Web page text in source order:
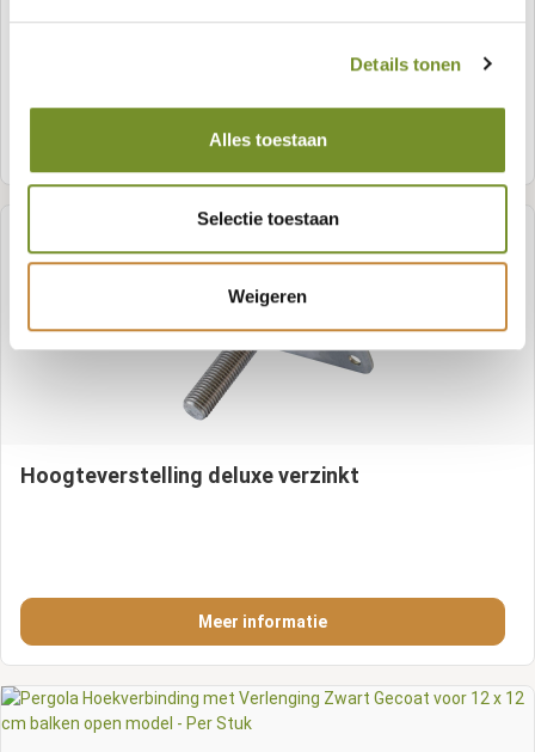
Details tonen
Alles toestaan
Selectie toestaan
Weigeren
Meer informatie
Hoogteverstelling deluxe verzinkt
Meer informatie